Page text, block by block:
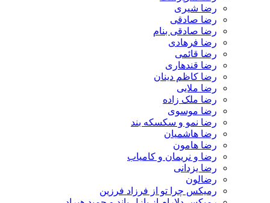
رضا شیری
رضا صادقی
رضا صادقی بنام
رضا فرهادی
رضا قائمی
رضا قندهاری
رضا کاظم دینان
رضا ملایی
رضا ملک زاده
رضا موسوی
رضا نمو و سکسکه بند
رضا هاشمیان
رضا هامون
رضا و نریمان و کامیاب
رضا یزدانی
رضالون
رمیکس چرا تو از فرزاد فرزین